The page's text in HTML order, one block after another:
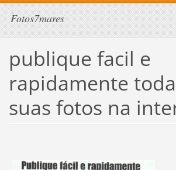
Fotos7mares
publique facil e
rapidamente
suas fotos na